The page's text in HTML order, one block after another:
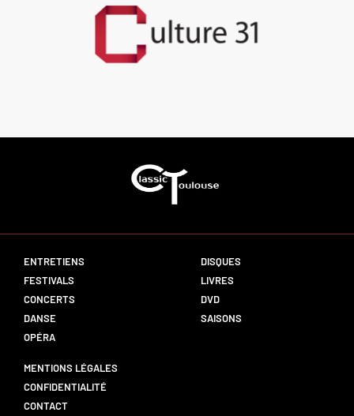
ENTRETIENS
FESTIVALS
CONCERTS
DANSE
OPÉRA
DISQUES
LIVRES
DVD
SAISONS
MENTIONS LÉGALES
CONFIDENTIALITÉ
CONTACT